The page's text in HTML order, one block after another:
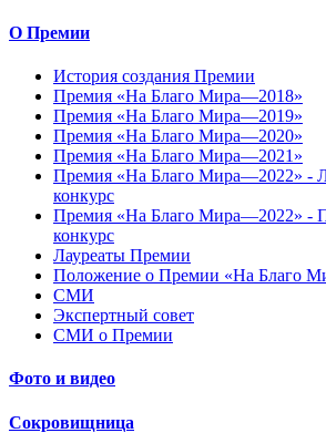
О Премии
История создания Премии
Премия «На Благо Мира—2018»
Премия «На Благо Мира—2019»
Премия «На Благо Мира—2020»
Премия «На Благо Мира—2021»
Премия «На Благо Мира—2022» -
конкурс
Премия «На Благо Мира—2022» -
конкурс
Лауреаты Премии
Положение о Премии «На Благо
СМИ
Экспертный совет
СМИ о Премии
Фото и видео
Сокровищница